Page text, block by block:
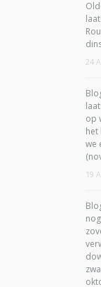
24
op
het
we
19